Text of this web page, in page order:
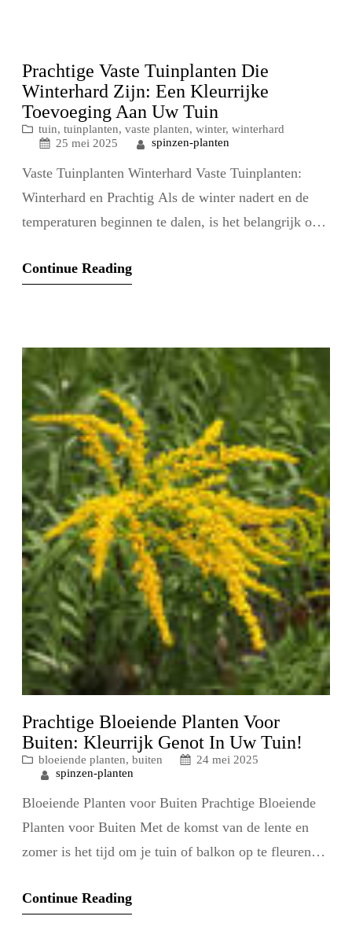
Prachtige Vaste Tuinplanten Die
Winterhard Zijn: Een Kleurrijke
Toevoeging Aan Uw Tuin
tuin, tuinplanten, vaste planten, winter, winterhard
25 mei 2025
spinzen-planten
Vaste Tuinplanten Winterhard Vaste Tuinplanten:
Winterhard en Prachtig Als de winter nadert en de
temperaturen beginnen te dalen, is het belangrijk om
de koude maanden. Vaste tuinplanten die winterhard
Continue Reading
Prachtige Bloeiende Planten Voor
Buiten: Kleurrijk Genot In Uw Tuin!
bloeiende planten, buiten
24 mei 2025
spinzen-planten
Bloeiende Planten voor Buiten Prachtige Bloeiende
Planten voor Buiten Met de komst van de lente en
zomer is het tijd om je tuin of balkon op te fleuren
flora voegt niet alleen schoonheid toe aan je
Continue Reading